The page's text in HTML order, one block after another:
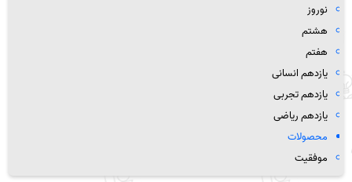
نوروز
هشتم
هفتم
یازدهم انسانی
یازدهم تجربی
یازدهم ریاضی
محصولات
موفقیت